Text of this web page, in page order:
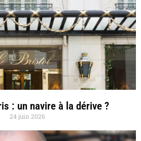
: un navire à la dérive ?
24 juin 2026